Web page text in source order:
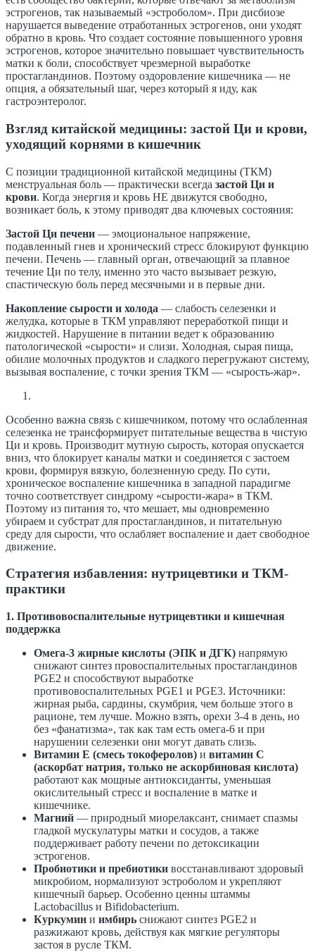
эстрогенов, так называемый «эстроболом». При дисбиозе
нарушается выведение отработанных эстрогенов, они уходят
обратно в кровь. Что создает состояние повышенного уровня
эстрогенов, которое значительно повышает чувствительность
матки к боли, способствует чрезмерной выработке
простагландинов. Поэтому оздоровление кишечника — не
опция, а обязательный шаг, через который я иду, как
гастроэнтеролог.
Взгляд китайской медицины: застой Ци и крови,
уходящий корнями в кишечник
С позиции традиционной китайской медицины (ТКМ)
менструальная боль — практически всегда застой Ци и
крови. Когда энергия и кровь НЕ движутся свободно,
возникает боль, к этому приводят два ключевых состояния:
Застой Ци печени — эмоциональное напряжение,
подавленный гнев и хронический стресс блокируют функцию
печени. Печень — главный орган, отвечающий за плавное
течение Ци по телу, именно это часто вызывает резкую,
спастическую боль перед месячными и в первые дни.
Накопление сырости и холода — слабость селезенки и
желудка, которые в ТКМ управляют переработкой пищи и
жидкостей. Нарушение в питании ведет к образованию
патологической «сырости» и слизи. Холодная, сырая пища,
обилие молочных продуктов и сладкого перегружают систему,
вызывая воспаление, с точки зрения ТКМ — «сырость-жар».
Особенно важна связь с кишечником, потому что ослабленная
селезенка не трансформирует питательные вещества в чистую
Ци и кровь. Производит мутную сырость, которая опускается
вниз, что блокирует каналы матки и соединяется с застоем
крови, формируя вязкую, болезненную среду. По сути,
хроническое воспаление кишечника в западной парадигме
точно соответствует синдрому «сырости-жара» в ТКМ.
Поэтому из питания то, что мешает, мы одновременно
убираем и субстрат для простагландинов, и питательную
среду для сырости, что ослабляет воспаление и дает свободное
движение.
Стратегия избавления: нутрицевтики и ТКМ-
практики
1. Противовоспалительные нутрицевтики и кишечная
поддержка
Омега-3 жирные кислоты (ЭПК и ДГК) напрямую
снижают синтез провоспалительных простагландинов
PGE2 и способствуют выработке
противовоспалительных PGE1 и PGE3. Источники:
жирная рыба, сардины, скумбрия, чем больше этого в
рационе, тем лучше. Можно взять, орехи 3-4 в день, но
без «фанатизма», так как там есть омега-6 и при
нарушении селезенки они могут давать слизь.
Витамин Е (смесь токоферолов) и витамин С
(аскорбат натрия, только не аскорбиновая кислота)
работают как мощные антиоксиданты, уменьшая
окислительный стресс и воспаление в матке и
кишечнике.
Магний — природный миорелаксант, снимает спазмы
гладкой мускулатуры матки и сосудов, а также
поддерживает работу печени по детоксикации
эстрогенов.
Пробиотики и пребиотики восстанавливают здоровый
микробиом, нормализуют эстроболом и укрепляют
кишечный барьер. Особенно ценны штаммы
Lactobacillus и Bifidobacterium.
Куркумин и имбирь снижают синтез PGE2 и
разжижают кровь, действуя как мягкие регуляторы
застоя в русле ТКМ.